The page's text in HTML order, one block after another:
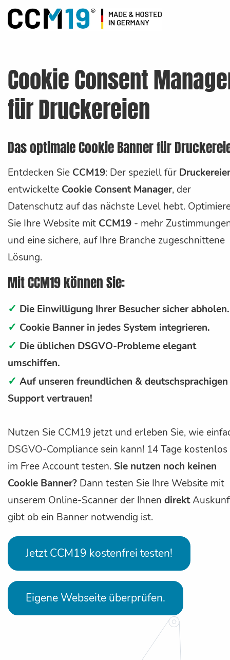
Cookie Consent
für Druckereien
Das optimale Cookie Banner für
Entdecken Sie CCM19: Der speziell für
entwickelte Cookie Consent Manager, der
Datenschutz auf das nächste Level hebt.
Sie Ihre Website mit CCM19 - mehr
und eine sichere, auf Ihre Branche zugeschnittene
Lösung.
Mit CCM19 können Sie:
✓ Die Einwilligung Ihrer Besucher sicher abholen.
✓ Cookie Banner in jedes System integrieren.
✓ Die üblichen DSGVO-Probleme elegant
umschiffen.
✓ Auf unseren freundlichen & deutschsprachigen
Support vertrauen!
Nutzen Sie CCM19 jetzt und erleben Sie, wie
DSGVO-Compliance sein kann! 14 Tage kostenlos
im Free Account testen. Sie nutzen noch keinen
Cookie Banner? Dann testen Sie Ihre Website mit
unserem Online-Scanner der Ihnen direkt
gibt ob ein Banner notwendig ist.
Jetzt CCM19 kostenfrei testen!
Eigene Webseite überprüfen.